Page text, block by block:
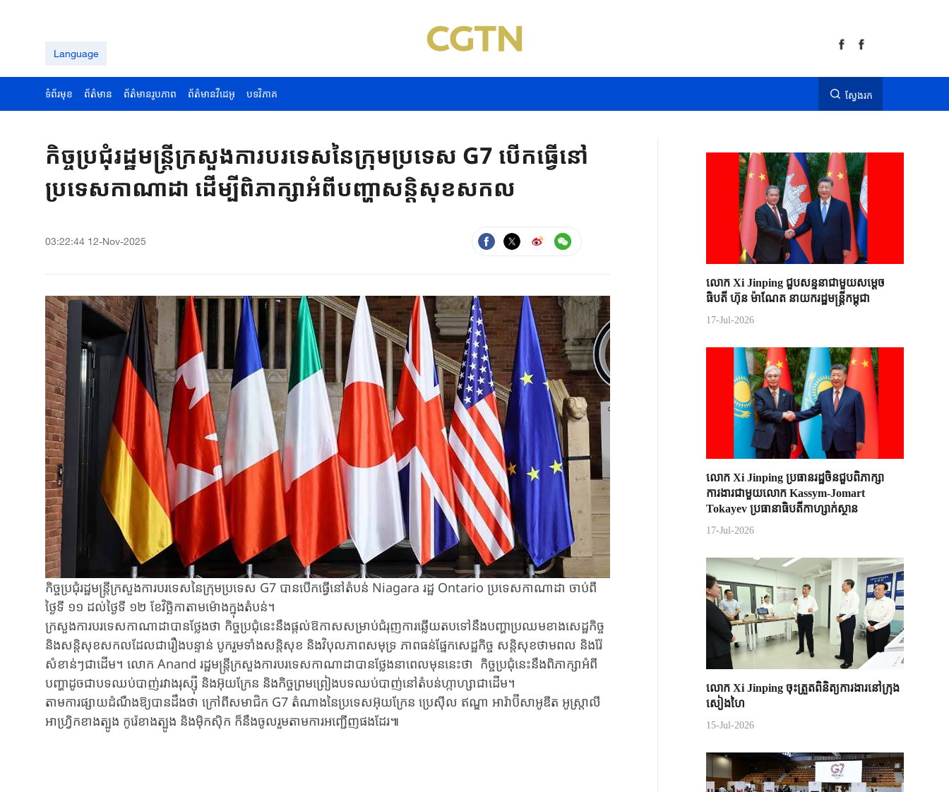
Language
ទំព័រមុខ ព័ត៌មាន ព័ត៌មានរូបភាព ព័ត៌មានវីដេអូ បទវិភាគ ស្វែងរក
កិច្ចប្រជុំរដ្ឋមន្ត្រីក្រសួងការបរទេសនៃក្រុមប្រទេស G7 បើកធ្វើនៅ
ប្រទេសកាណាដា ដើម្បីពិភាក្សាអំពីបញ្ហាសន្តិសុខសកល
03:22:44 12-Nov-2025
កិច្ចប្រជុំរដ្ឋមន្ត្រីក្រសួងការបរទេសនៃក្រុមប្រទេស G7 បានបើកធ្វើនៅតំបន់ Niagara រដ្ឋ Ontario ប្រទេសកាណាដា ចាប់ពី
ថ្ងៃទី ១១ ដល់ថ្ងៃទី ១២ ខែវិច្ឆិកាតាមម៉ោងក្នុងតំបន់។
ក្រសួងការបរទេសកាណាដាបានថ្លែងថា​ កិច្ចប្រជុំនេះនឹងផ្តល់ឱកាសសម្រាប់ជំរុញការឆ្លើយតបទៅនឹងបញ្ហាប្រឈមខាងសេដ្ឋកិច្ច
និងសន្តិសុខសកលដែលជារឿងបន្ទាន់ បូករួមទាំងសន្តិសុខ និងវិបុលភាពសមុទ្រ ភាពធន់ផ្នែកសេដ្ឋកិច្ច សន្តិសុខថាមពល និងរ៉ែ
សំខាន់ៗជាដើម។ លោក Anand រដ្ឋមន្ត្រីក្រសួងការបរទេសកាណាដាបានថ្លែងនាពេលមុននេះថា កិច្ចប្រជុំនេះនឹងពិភាក្សាអំពី
បញ្ហាដូចជាបទឈប់បាញ់រវាងរុស្ស៊ី និងអ៊ុយក្រែន និងកិច្ចព្រមព្រៀងបទឈប់បាញ់នៅតំបន់ហ្កាហ្សាជាដើម។
តាមការផ្សាយដំណឹងឱ្យបានដឹងថា ក្រៅពីសមាជិក G7 តំណាងនៃប្រទេសអ៊ុយក្រែន ប្រេស៊ីល ឥណ្ឌា អារ៉ាប៊ីសាអូឌីត អូស្ត្រាលី
អាហ្វ្រិកខាងត្បូង កូរ៉េខាងត្បូង និងម៉ិកស៊ិក ក៏នឹងចូលរួមតាមការអញ្ជើញផងដែរ៕
លោក Xi Jinping ជួបសន្ទនាជាមួយសម្តេច
ធិបតី ហ៊ុន ម៉ាណែត នាយករដ្ឋមន្ត្រីកម្ពុជា
17-Jul-2026
លោក Xi Jinping ប្រធានរដ្ឋចិន​ជួបពិភាក្សា​
ការងារជាមួយ​លោក Kassym-Jomart ​
Tokayev ​ប្រធានាធិបតី​កាហ្សាក់ស្ថាន​
17-Jul-2026
លោក Xi Jinping ចុះត្រួតពិនិត្យការងារនៅក្រុង
សៀងហៃ
15-Jul-2026